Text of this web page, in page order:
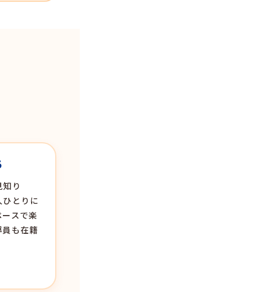
り
とりに
スで楽
も在籍